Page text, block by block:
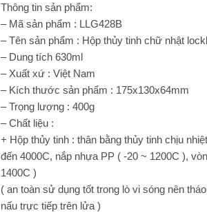
Thông tin sản phẩm:
– Mã sản phẩm : LLG428B
– Tên sản phẩm : Hộp thủy tinh chữ nhật
– Dung tích 630ml
– Xuất xứ : Việt Nam
– Kích thước sản phẩm : 175x130x64mm
– Trọng lượng : 400g
– Chất liệu :
+ Hộp thủy tinh : thân bằng thủy tinh chịu
đến 4000C, nắp nhựa PP ( -20 ~ 1200C ),
1400C )
( an toàn sử dụng tốt trong lò vi sóng nên
nấu trực tiếp trên lửa )